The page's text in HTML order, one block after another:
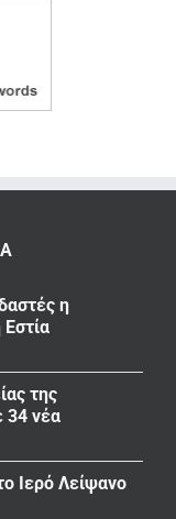
η
της
34 νέα
Ιερό Λείψανο